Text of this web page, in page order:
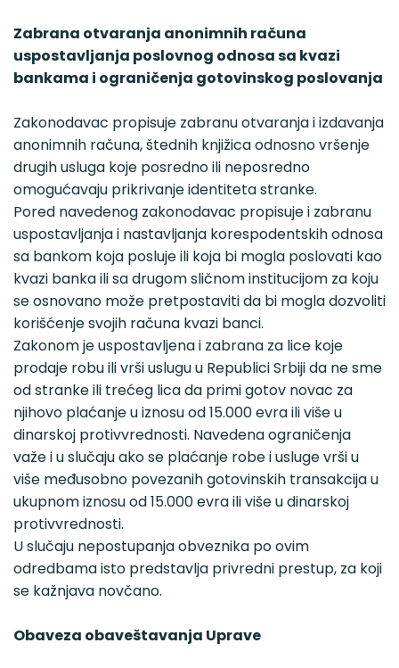
Zabrana otvaranja anonimnih računa
uspostavljanja poslovnog odnosa sa kvazi
bankama i ograničenja gotovinskog poslovanja
Zakonodavac propisuje zabranu otvaranja i izdavanja
anonimnih računa, štednih knjižica odnosno vršenje
drugih usluga koje posredno ili neposredno
omogućavaju prikrivanje identiteta stranke.
Pored navedenog zakonodavac propisuje i zabranu
uspostavljanja i nastavljanja korespodentskih odnosa
sa bankom koja posluje ili koja bi mogla poslovati kao
kvazi banka ili sa drugom sličnom institucijom za koju
se osnovano može pretpostaviti da bi mogla dozvoliti
korišćenje svojih računa kvazi banci.
Zakonom je uspostavljena i zabrana za lice koje
prodaje robu ili vrši uslugu u Republici Srbiji da ne sme
od stranke ili trećeg lica da primi gotov novac za
njihovo plaćanje u iznosu od 15.000 evra ili više u
dinarskoj protivvrednosti. Navedena ograničenja
važe i u slučaju ako se plaćanje robe i usluge vrši u
više međusobno povezanih gotovinskih transakcija u
ukupnom iznosu od 15.000 evra ili više u dinarskoj
protivvrednosti.
U slučaju nepostupanja obveznika po ovim
odredbama isto predstavlja privredni prestup, za koji
se kažnjava novčano.
Obaveza obaveštavanja Uprave